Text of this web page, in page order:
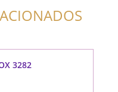
3282